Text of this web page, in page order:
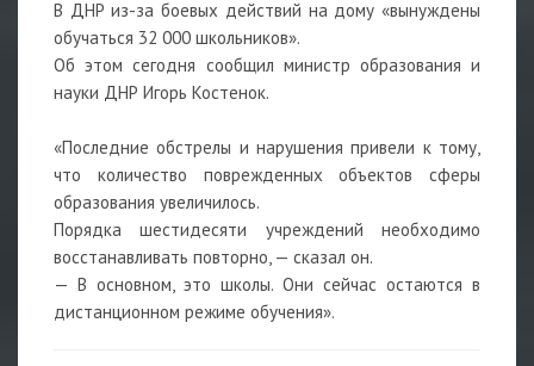
В ДНР из-за боевых действий на дому «вынуждены
обучаться 32 000 школьников».
Об этом сегодня сообщил министр образования и
науки ДНР Игорь Костенок.
«Последние обстрелы и нарушения привели к тому,
что количество поврежденных объектов сферы
образования увеличилось.
Порядка шестидесяти учреждений необходимо
восстанавливать повторно, — сказал он.
— В основном, это школы. Они сейчас остаются в
дистанционном режиме обучения».